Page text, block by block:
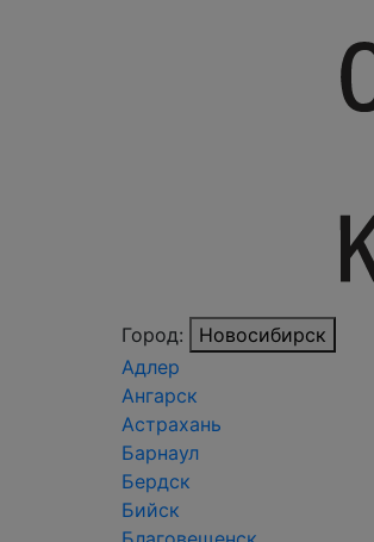
Город:
Новосибирск
Адлер
Ангарск
Астрахань
Барнаул
Бердск
Бийск